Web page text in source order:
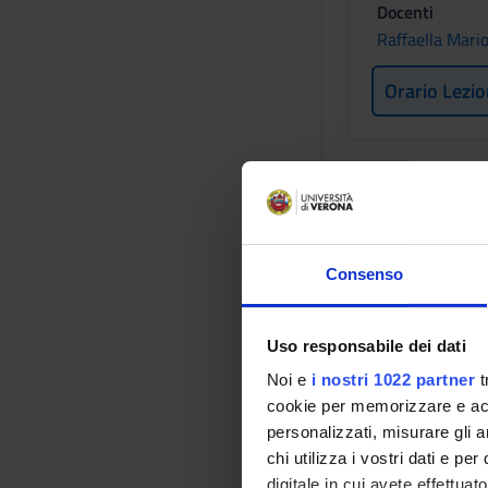
Consenso
Uso responsabile dei dati
Noi e i nostri 1022 partner
cookie per memorizzare e
personalizzati, misurare gli
chi utilizza i vostri dati e per
Docenti
Raffaella
Orario
Fornire
far apprendere agli
umano. Al termine
ciascuna
strutturali dei
enfatizzando la
capacità di
rapporti immediati
l’anatomia
strutture che sono